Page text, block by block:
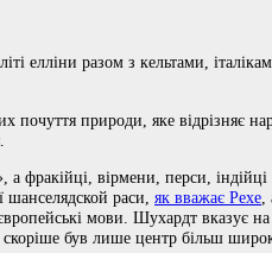
елліни разом з кельтами,
природи, яке відрізняє
фракійці, вірмени, перси,
шанселядской раси, як вважає Рехе,
мови. Шухардт вказує
був лише центр більш